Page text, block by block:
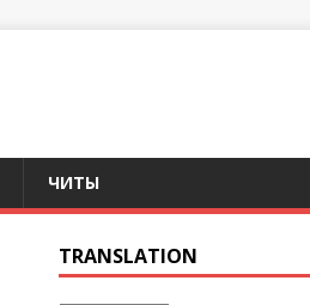
ЧИТЫ
TRANSLATION